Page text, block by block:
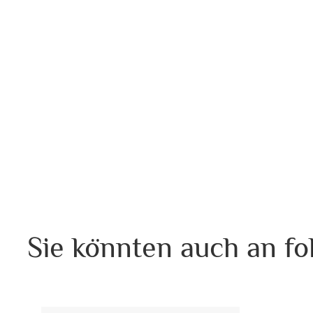
Sie könnten auch an